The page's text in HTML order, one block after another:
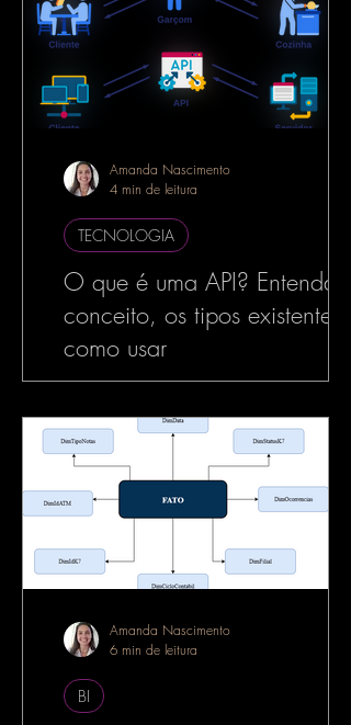
O que é uma API? Entenda o
conceito, os tipos existentes e
como usar
No mundo da tecnologia,
no desenvolvimento de software, o termo
API é muito utilizado — e com razão. As
APIs estão por...
TECNOLOGIA
Amanda Nascimento
4 min de leitura
BI
Amanda Nascimento
6 min de leitura